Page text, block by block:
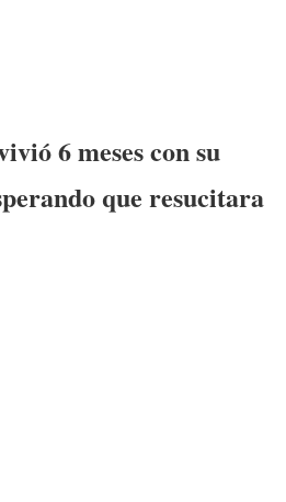
6 meses con su
que resucitara